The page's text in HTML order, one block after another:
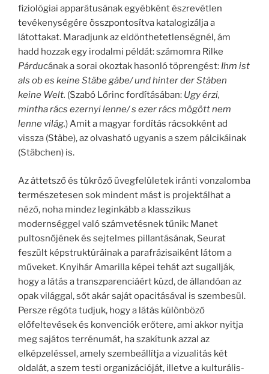
fiziológiai apparátusának egyébként észrevétlen
tevékenységére összpontosítva katalogizálja a
látottakat. Maradjunk az eldönthetetlenségnél, ám
hadd hozzak egy irodalmi példát: számomra Rilke
Párducának a sorai okoztak hasonló töprengést: Ihm ist
als ob es keine Stäbe gäbe/ und hinter der Stäben
keine Welt. (Szabó Lőrinc fordításában: Ugy érzi,
mintha rács ezernyi lenne/ s ezer rács mögött nem
lenne világ.) Amit a magyar fordítás rácsokként ad
vissza (Stäbe), az olvasható ugyanis a szem pálcikáinak
(Stäbchen) is.
Az áttetsző és tükröző üvegfelületek iránti vonzalomba
természetesen sok mindent mást is projektálhat a
néző, noha mindez leginkább a klasszikus
modernséggel való számvetésnek tűnik: Manet
pultosnőjének és sejtelmes pillantásának, Seurat
feszült képstruktúráinak a parafrázisaiként látom a
műveket. Knyihár Amarilla képei tehát azt sugallják,
hogy a látás a transzparenciáért küzd, de állandóan az
opak világgal, sőt akár saját opacitásával is szembesül.
Persze régóta tudjuk, hogy a látás különböző
előfeltevések és konvenciók erőtere, ami akkor nyitja
meg sajátos terrénumát, ha szakítunk azzal az
elképzeléssel, amely szembeállítja a vizualitás két
oldalát, a szem testi organizációját, illetve a kulturális-